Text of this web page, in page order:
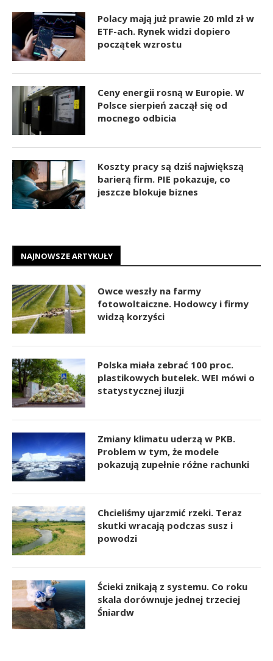
Polacy mają już prawie 20 mld zł w
ETF-ach. Rynek widzi dopiero
początek wzrostu
Ceny energii rosną w Europie. W
Polsce sierpień zaczął się od
mocnego odbicia
Koszty pracy są dziś największą
barierą firm. PIE pokazuje, co
jeszcze blokuje biznes
NAJNOWSZE ARTYKUŁY
Owce weszły na farmy
fotowoltaiczne. Hodowcy i firmy
widzą korzyści
Polska miała zebrać 100 proc.
plastikowych butelek. WEI mówi o
statystycznej iluzji
Zmiany klimatu uderzą w PKB.
Problem w tym, że modele
pokazują zupełnie różne rachunki
Chcieliśmy ujarzmić rzeki. Teraz
skutki wracają podczas susz i
powodzi
Ścieki znikają z systemu. Co roku
skala dorównuje jednej trzeciej
Śniardw